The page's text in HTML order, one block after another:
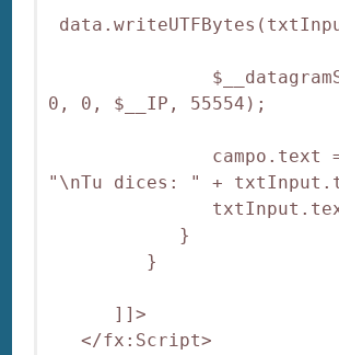
0, 0, $__IP, 55554);
campo.text =
"\nTu dices: " +
txtInput.text
}
}
]]>
</fx:Script>